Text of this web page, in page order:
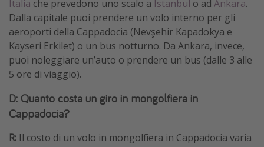
Italia che prevedono uno scalo a Istanbul o ad Ankara.
Dalla capitale puoi prendere un volo interno per gli
aeroporti della Cappadocia (Nevşehir Kapadokya e
Kayseri Erkilet) o un bus notturno. Da Ankara, invece,
puoi noleggiare un’auto o prendere un bus (dalle 3 alle
5 ore di viaggio).
D: Quanto costa un giro in mongolfiera in
Cappadocia?
R: Il costo di un volo in mongolfiera in Cappadocia varia